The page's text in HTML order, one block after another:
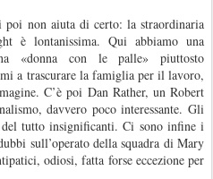
poi non aiuta di certo: la straordinaria
è lontanissima. Qui abbiamo una
«donna con le palle» piuttosto
a trascurare la famiglia per il lavoro,
C’è poi Dan Rather, un Robert
davvero poco interessante. Gli
tutto insignificanti. Ci sono infine i
sull’operato della squadra di Mary
odiosi, fatta forse eccezione per